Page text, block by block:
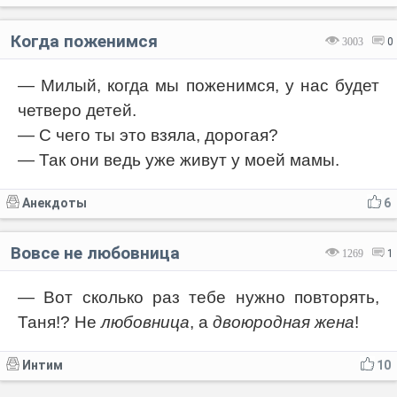
3003 0
Когда поженимся
— Милый, когда мы поженимся, у нас будет
четверо детей.
— С чего ты это взяла, дорогая?
— Так они ведь уже живут у моей мамы.
6
Анекдоты
1269 1
Вовсе не любовница
— Вот сколько раз тебе нужно повторять,
Таня!? Нелюбовница, а двоюродная жена!
10
Интим